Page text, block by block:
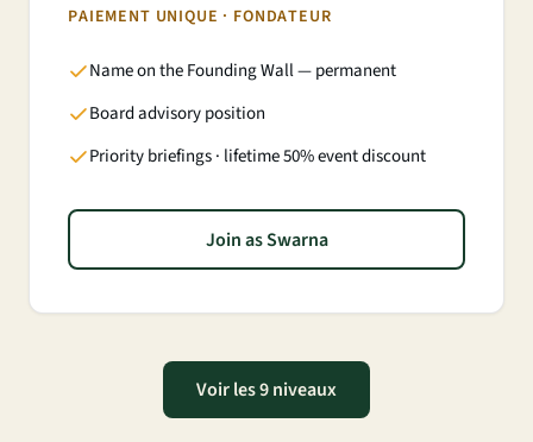
PAIEMENT UNIQUE · FONDATEUR
Name on the Founding Wall — permanent
Board advisory position
Priority briefings · lifetime 50% event discount
Join as Swarna
Voir les 9 niveaux